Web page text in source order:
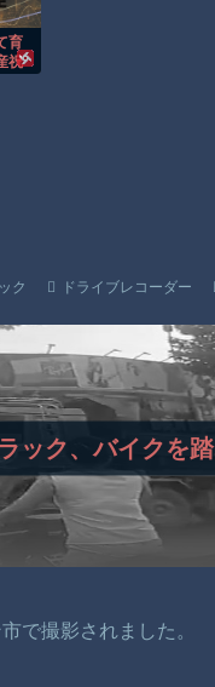
しない軽四に当てられて
育
祝
ク ドライブレコーダー
ック、バイクを
で撮影されました。